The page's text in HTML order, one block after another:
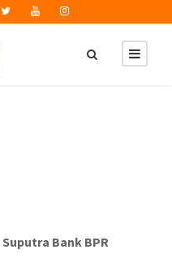
Bank BPR